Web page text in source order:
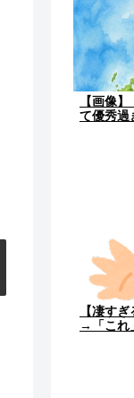
【画像
て優秀過
【凄す
→「これ